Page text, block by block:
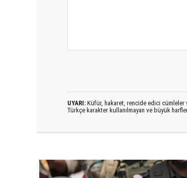
UYARI: Küfür, hakaret, rencide edici cümleler
Türkçe karakter kullanılmayan ve büyük